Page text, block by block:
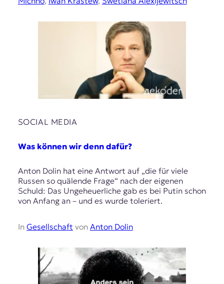
SOCIAL MEDIA
Was können wir denn dafür?
Anton Dolin hat eine Antwort auf „die für viele
Russen so quälende Frage“ nach der eigenen
Schuld: Das Ungeheuerliche gab es bei Putin schon
von Anfang an – und es wurde toleriert.
In Gesellschaft von Anton Dolin